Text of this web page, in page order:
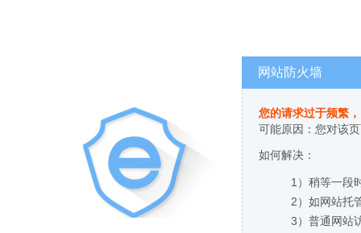
网站防火墙
您的请求过于频繁
可能原因：您对该
如何解决：
1）稍等一段
2）如网站托
3）普通网站